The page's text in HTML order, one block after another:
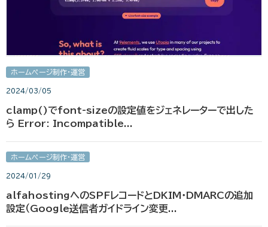
ホームページ制作・運営
2024/03/05
clamp()でfont-sizeの設定値をジェネレーターで出した
ら Error: Incompatible...
ホームページ制作・運営
2024/01/29
alfahostingへのSPFレコードとDKIM・DMARCの追加
設定（Google送信者ガイドライン変更...